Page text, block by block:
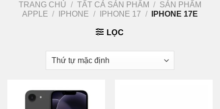
TRANG CHỦ / TẤT CẢ SẢN PHẨM / SẢN PHẨM
APPLE / IPHONE / IPHONE 17 / IPHONE 17E
LỌC